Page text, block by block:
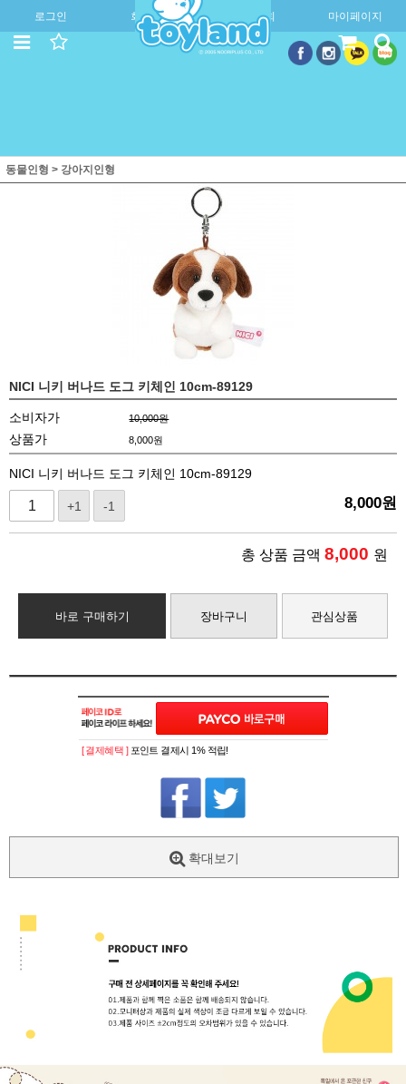
로그인 회원가입 주문조회 마이페이지
동물인형 > 강아지인형
NICI 니키 버나드 도그 키체인 10cm-89129
소비자가 10,000원
상품가 8,000원
NICI 니키 버나드 도그 키체인 10cm-89129
+1 -1 8,000원
총 상품 금액 8,000 원
바로 구매하기 장바구니 관심상품
[ 결제혜택 ] 포인트 결제시 1% 적립!
확대보기